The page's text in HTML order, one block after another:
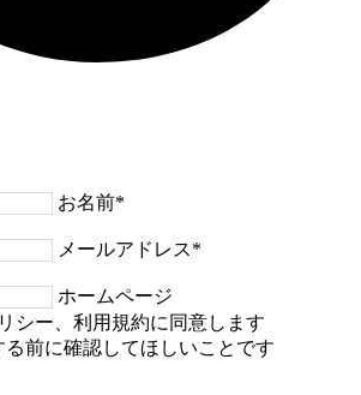
お名前*
メールアドレス*
ホームページ
シー
利用規約に同意します
る前に確認してほしいことです